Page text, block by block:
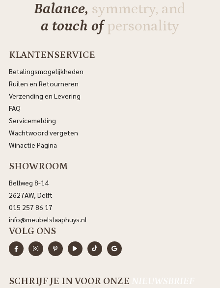
Balance, symmetry, and
a touch ofpersonality
KLANTENSERVICE
Betalingsmogelijkheden
Ruilen en Retourneren
Verzending en Levering
FAQ
Servicemelding
Wachtwoord vergeten
Winactie Pagina
SHOWROOM
Bellweg 8-14
2627AW, Delft
015 257 86 17
info@meubelslaaphuys.nl
VOLG ONS
SCHRIJF JE IN VOOR ONZE NIEUWSBRIEF